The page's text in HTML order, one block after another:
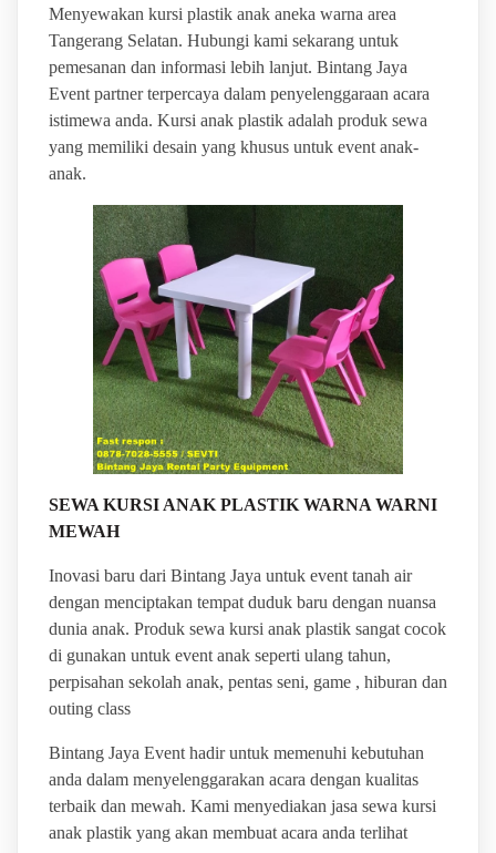
Menyewakan kursi plastik anak aneka warna area
Tangerang Selatan. Hubungi kami sekarang untuk
pemesanan dan informasi lebih lanjut. Bintang Jaya
Event partner terpercaya dalam penyelenggaraan acara
istimewa anda. Kursi anak plastik adalah produk sewa
yang memiliki desain yang khusus untuk event anak-
anak.
SEWA KURSI ANAK PLASTIK WARNA WARNI
MEWAH
Inovasi baru dari Bintang Jaya untuk event tanah air
dengan menciptakan tempat duduk baru dengan nuansa
dunia anak. Produk sewa kursi anak plastik sangat cocok
di gunakan untuk event anak seperti ulang tahun,
perpisahan sekolah anak, pentas seni, game , hiburan dan
outing class
Bintang Jaya Event hadir untuk memenuhi kebutuhan
anda dalam menyelenggarakan acara dengan kualitas
terbaik dan mewah. Kami menyediakan jasa sewa kursi
anak plastik yang akan membuat acara anda terlihat